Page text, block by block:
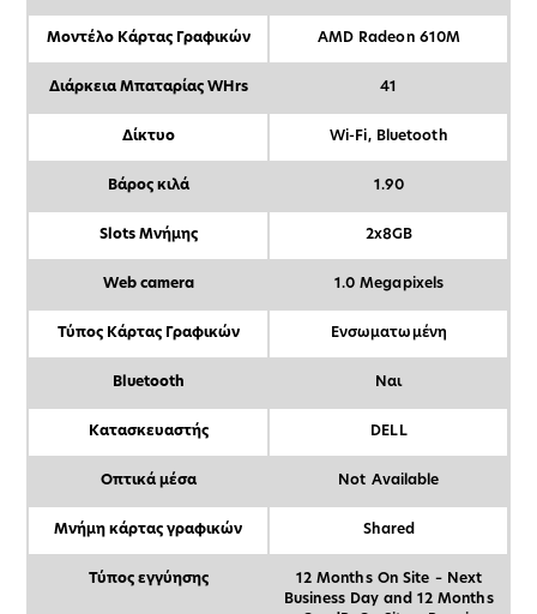
Μοντέλο Κάρτας Γραφικών AMD Radeon 610M
Διάρκεια Μπαταρίας WHrs 41
Δίκτυο Wi-Fi, Bluetooth
Βάρος κιλά 1.90
Slots Μνήμης 2x8GB
Web camera 1.0 Megapixels
Τύπος Κάρτας Γραφικών Ενσωματωμένη
Bluetooth Ναι
Κατασκευαστής DELL
Οπτικά μέσα Not Available
Μνήμη κάρτας γραφικών Shared
Τύπος εγγύησης
12 Months On Site – Next
Business Day and 12 Months